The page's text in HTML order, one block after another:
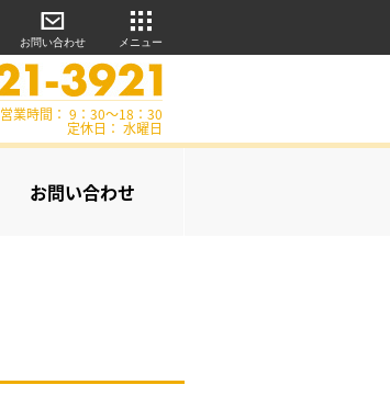
お問い合わせ メニュー
営業時間： 9：30～18：30
定休日： 水曜日
お問い合わせ